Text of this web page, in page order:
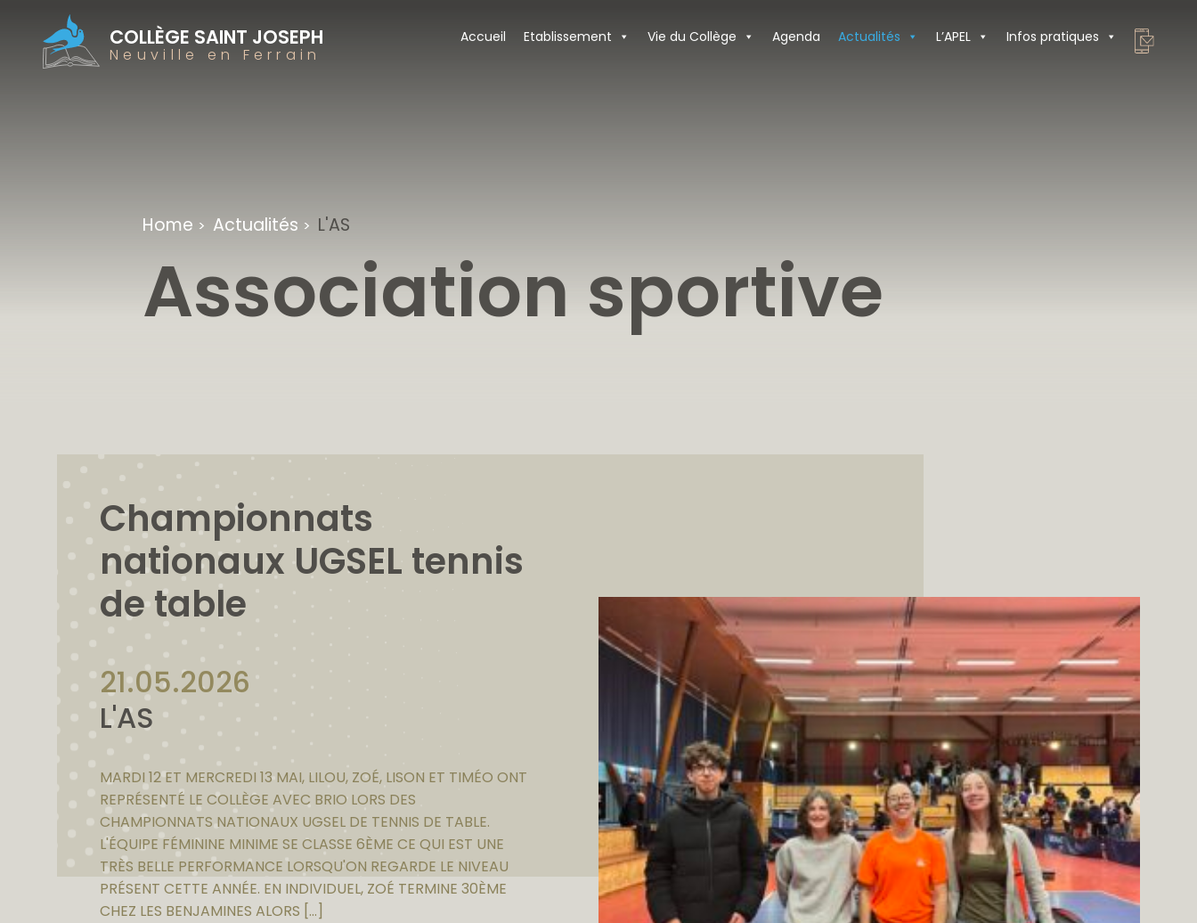
COLLÈGE SAINT JOSEPH
Neuville en Ferrain
Accueil Etablissement Vie du Collège Agenda Actualités L’APEL Infos pratiques
Home > Actualités > L'AS
Association sportive
Championnats
nationaux UGSEL tennis
de table
21.05.2026
L'AS
MARDI 12 ET MERCREDI 13 MAI, LILOU, ZOÉ, LISON ET TIMÉO ONT
REPRÉSENTÉ LE COLLÈGE AVEC BRIO LORS DES
CHAMPIONNATS NATIONAUX UGSEL DE TENNIS DE TABLE.
L'ÉQUIPE FÉMININE MINIME SE CLASSE 6ÈME CE QUI EST UNE
TRÈS BELLE PERFORMANCE LORSQU'ON REGARDE LE NIVEAU
PRÉSENT CETTE ANNÉE. EN INDIVIDUEL, ZOÉ TERMINE 30ÈME
CHEZ LES BENJAMINES ALORS […]